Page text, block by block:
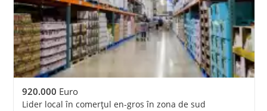
920.000 Euro
Lider local în comerțul en-gros în zona de sud